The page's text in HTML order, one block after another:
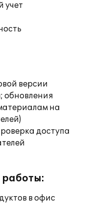
учет
версии
обновления
на
доступа
в офис